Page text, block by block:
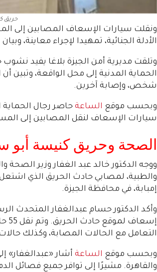
حريق
ونقلت سيارات الإسعاف المصابين إلى
الأدلة الجنائية، تمهيدا لإجراء معاينة،
وتلقت مديرية أمن الجيزة بلاغا يفيد
الحماية المدنية إلى محل الواقعة،
شخص، وإصابة آخرين.
وبحسب موقع الساعة حاصر رجال الحماية
سيارات الإسعاف لنقل المصابين إلى
الصحة وحريق كنيسة أبو
ووجه الدكتور خالد عبد الغفار وزير
والطبية، لمصابي حادث الحريق الذي
إمبابة، في محافظة الجيزة.
التعامل مع الحالات المصابة، وكذلك حالات
وبحسب موقع الساعة أشار «عبدالغفار»
والقاهرة. مشيرًا إلى توافر جميع فصائل